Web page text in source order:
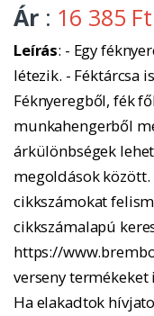
Ár : 16 385 Ft
Leírás: - Egy
létezik. - Féktárcsa
Féknyeregből, fék
munkahengerből
árkülönbségek
megoldások
cikkszámokat
cikkszámalapú
https://
verseny
Ha elakadtok